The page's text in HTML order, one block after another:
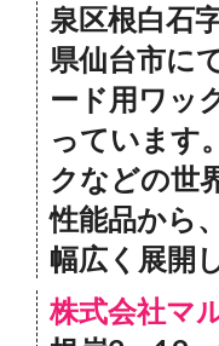
泉区根白石
県仙台市に
ード用ワッ
っています
クなどの世
性能品から
幅広く展開
株式会社マ